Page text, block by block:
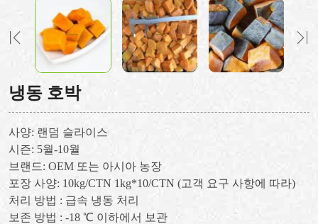
냉동 호박
사양: 랜덤 슬라이스
시즌: 5월-10월
브랜드: OEM 또는 아시아 농장
포장 사양: 10kg/CTN 1kg*10/CTN (고객 요구 사항에 따라)
처리 방법 : 급속 냉동 처리
보존 방법 : -18 ℃ 이하에서 보관